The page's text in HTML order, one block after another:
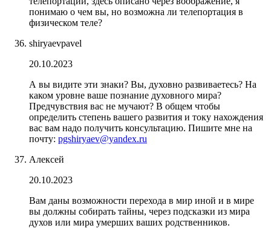
понимаю о чем вы, но возможна ли телепортация в
физическом теле?
shiryaevpavel
20.10.2023
А вы видите эти знаки? Вы, духовно развиваетесь? На
каком уровне ваше познание духовного мира?
Предчувствия вас не мучают? В общем чтобы
определить степень вашего развития и току нахождения
вас вам надо получить консультацию. Пишите мне на
почту: pgshiryaev@yandex.ru
Алексей
20.10.2023
Вам даны возможности перехода в мир иной и в мире
вы должны собирать тайны, через подсказки из мира
духов или мира умерших ваших родственников.